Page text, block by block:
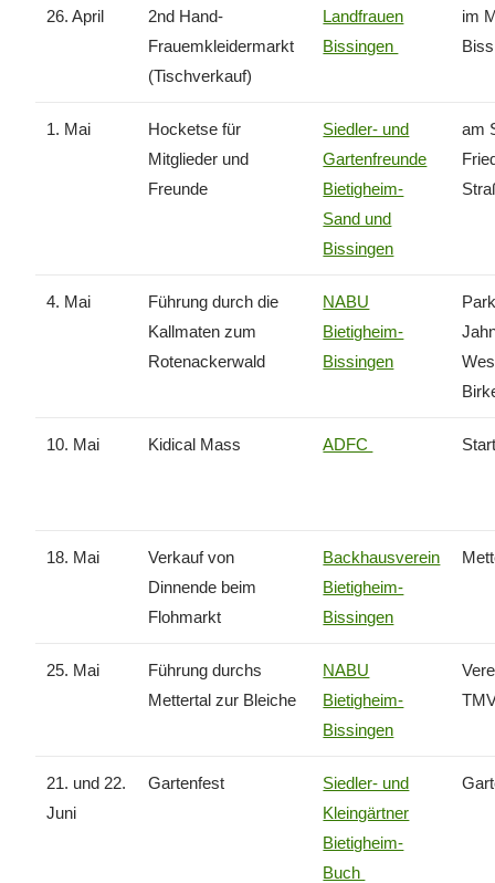
26. April
2nd Hand-
Frauemkleidermarkt
(Tischverkauf)
Landfrauen
Bissingen
im
1. Mai
Hocketse für
Mitglieder und
Freunde
Siedler- und
Gartenfreunde
Bietigheim-
Sand und
Bissingen
am
4. Mai
Führung durch die
Kallmaten zum
Rotenackerwald
NABU
Bietigheim-
Bissingen
10. Mai Kidical Mass ADFC
18. Mai
Verkauf von
Dinnende beim
Flohmarkt
Backhausverein
Bietigheim-
Bissingen
25. Mai
Führung durchs
Mettertal zur Bleiche
NABU
Bietigheim-
Bissingen
21. und 22.
Juni
Gartenfest
Siedler- und
Kleingärtner
Bietigheim-
Buch